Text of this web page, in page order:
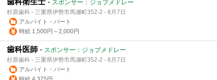
スポンサー：ジョブメドレー
杉原歯科 - 三重県伊勢市馬瀬町352-2 - 8月7日
アルバイト・パート
時給 1,500円～2,000円
歯科医師 - スポンサー：ジョブメドレー
杉原歯科 - 三重県伊勢市馬瀬町352-2 - 8月7日
アルバイト・パート